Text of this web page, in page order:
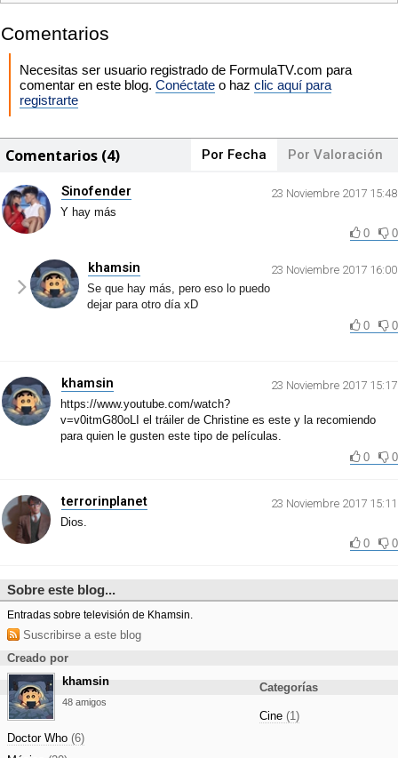
Comentarios
Necesitas ser usuario registrado de FormulaTV.com para
comentar en este blog. Conéctate o haz clic aquí para
registrarte
Comentarios (4) Por Fecha Por Valoración
Sinofender
23 Noviembre 2017 15:48
Y hay más
0
0
khamsin
23 Noviembre 2017 16:00
Se que hay más, pero eso lo puedo
dejar para otro día xD
0
0
khamsin
23 Noviembre 2017 15:17
https://www.youtube.com/watch?
v=v0itmG80oLI el tráiler de Christine es este y la recomiendo
para quien le gusten este tipo de películas.
0
0
terrorinplanet
23 Noviembre 2017 15:11
Dios.
0
0
Sobre este blog...
Entradas sobre televisión de Khamsin.
Suscribirse a este blog
Creado por
khamsin
48 amigos
Categorías
Cine (1)
Doctor Who (6)